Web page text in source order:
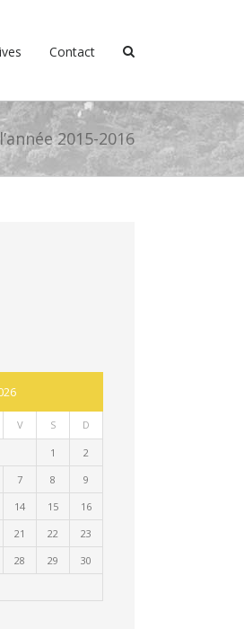
Contact
2015-2016
V S D
1
2
7 8
9
14 15
16
21 22
23
28 29
30